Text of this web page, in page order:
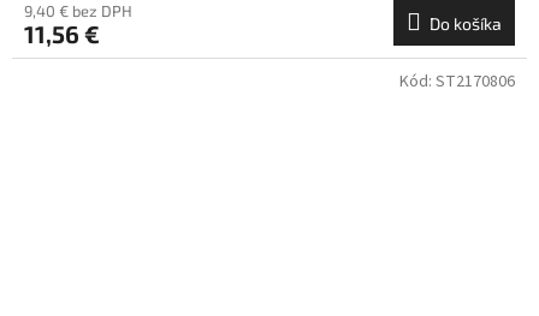
9,40 € bez DPH
11,56 € Do košíka
Kód: ST2170806